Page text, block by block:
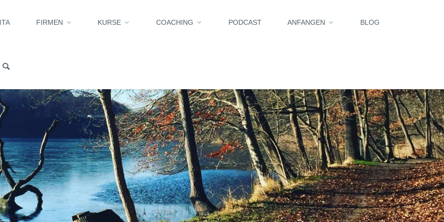
FIRMEN KURSE COACHING PODCAST ANFANGEN BLOG